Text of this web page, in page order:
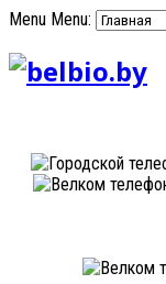
Menu Menu: